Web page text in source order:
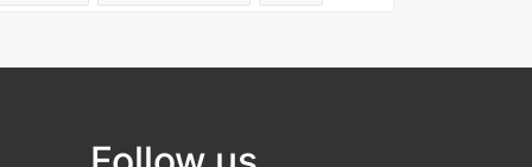
Luyện Nói Tiếng Nhật (1)
Shadowing (1)